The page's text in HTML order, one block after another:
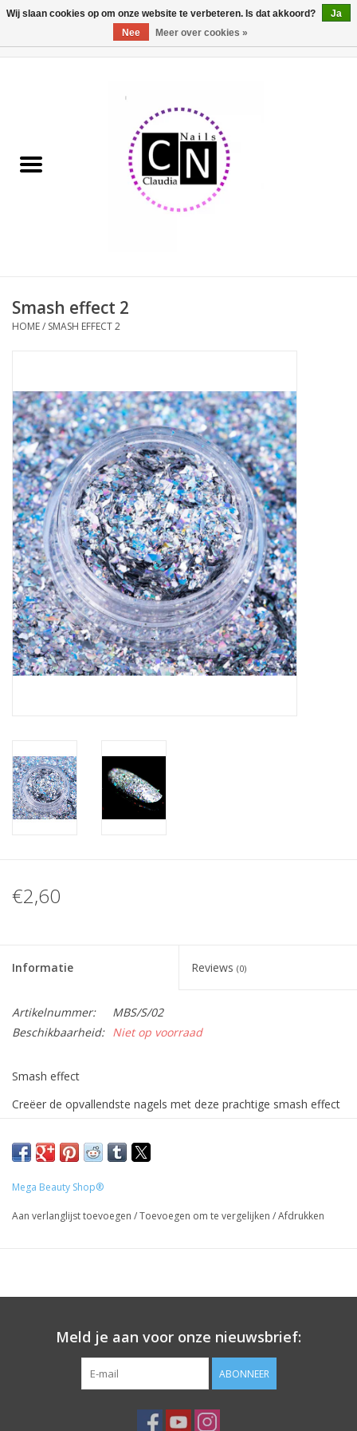
Pedicure producten
Acrylpoeder
Apparatuur
Meubilair
Gellak
NailArt Producten
Startpakketten
NIEUW! MBS Producten
Beauty Producten
Hema free line/Hypoallergenic
Handcrème
Smash effect 2
HOME/ SMASH EFFECT 2
€2,60
Informatie Reviews (0)
Artikelnummer:
MBS/S/02
Beschikbaarheid: Niet op voorraad
Smash effect
Creëer de opvallendste nagels met deze prachtige smash effect
Strooi ze in de plaklaag van je gellak, of meng ze door je
Mega Beauty Shop®
Aan verlanglijst toevoegen /Toevoegen om te vergelijken /Afdrukken
Meld je aan voor onze nieuwsbrief:
ABONNEER
Wij slaan cookies op om onze website te verbeteren. Is dat akkoord?
Ja
Nee
Meer over cookies »